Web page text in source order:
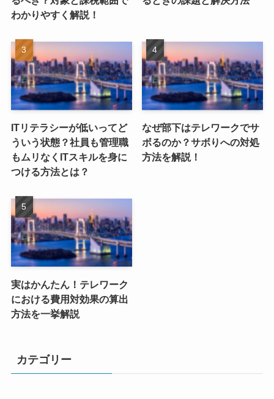
わかりやすく解説！
ITリテラシーが低いってど
ういう状態？社員も管理職
もムリなくITスキルを身に
つける方法とは？
なぜ部下はテレワークでサ
ボるのか？サボりへの対処
方法を解説！
実はかんたん！テレワーク
における費用対効果の算出
方法を一挙解説
カテゴリー